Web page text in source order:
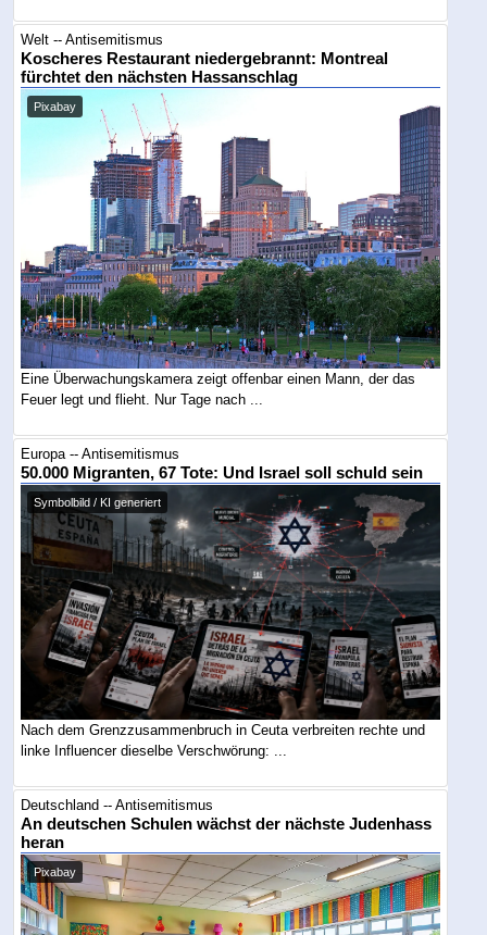
Welt -- Antisemitismus
Koscheres Restaurant niedergebrannt: Montreal
fürchtet den nächsten Hassanschlag
Pixabay
Eine Überwachungskamera zeigt offenbar einen Mann, der das
Feuer legt und flieht. Nur Tage nach ...
Europa -- Antisemitismus
50.000 Migranten, 67 Tote: Und Israel soll schuld sein
Symbolbild / KI generiert
Nach dem Grenzzusammenbruch in Ceuta verbreiten rechte und
linke Influencer dieselbe Verschwörung: ...
Deutschland -- Antisemitismus
An deutschen Schulen wächst der nächste Judenhass
heran
Pixabay